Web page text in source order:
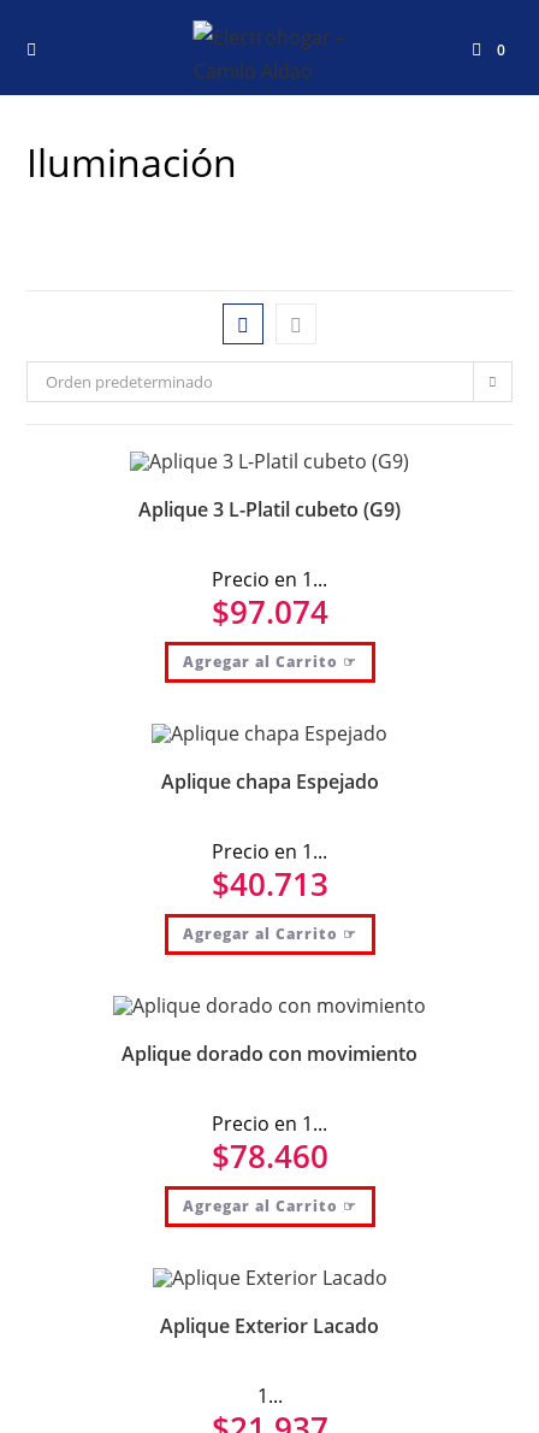
0
Iluminación
Orden predeterminado
Aplique 3 L-Platil cubeto (G9)
Precio en 1...
$97.074
Agregar al Carrito ☞
Aplique chapa Espejado
Precio en 1...
$40.713
Agregar al Carrito ☞
Aplique dorado con movimiento
Precio en 1...
$78.460
Agregar al Carrito ☞
Aplique Exterior Lacado
1...